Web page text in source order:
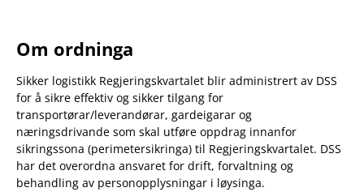
Om ordninga
Sikker logistikk Regjeringskvartalet blir administrert av DSS
for å sikre effektiv og sikker tilgang for
transportørar/leverandørar, gardeigarar og
næringsdrivande som skal utføre oppdrag innanfor
sikringssona (perimetersikringa) til Regjeringskvartalet. DSS
har det overordna ansvaret for drift, forvaltning og
behandling av personopplysningar i løysinga.